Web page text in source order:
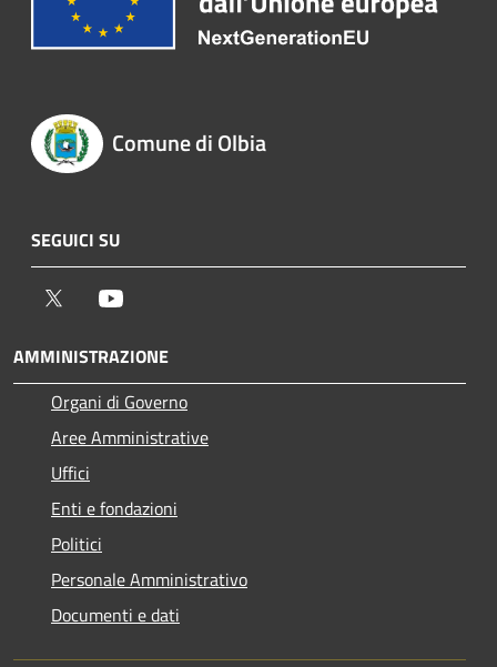
Comune di Olbia
SEGUICI SU
Twitter
AMMINISTRAZIONE
Organi di Governo
Aree Amministrative
Uffici
Enti e fondazioni
Politici
Personale Amministrativo
Documenti e dati